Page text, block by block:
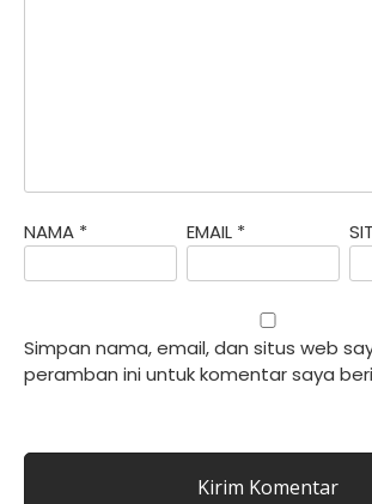
NAMA * EMAIL *
Simpan nama, email, dan situs web
peramban ini untuk komentar saya